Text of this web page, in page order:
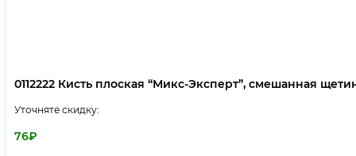
0112222 Кисть плоская “Микс-Эксперт”, смешанная
Уточняте скидку:
76₽